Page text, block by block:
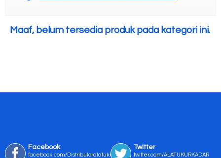
Maaf, belum tersedia produk pada kategori ini.
Facebook
facebook.com/Distributoralatukur
Twitter
twitter.com/ALATUKURKADAR